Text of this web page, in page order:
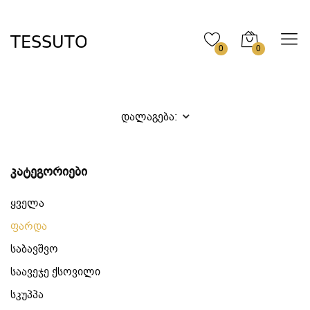
0 0
კატეგორიები
ყველა
ფარდა
საბავშვო
საავეჯე ქსოვილი
სკუპპა
დალაგება: